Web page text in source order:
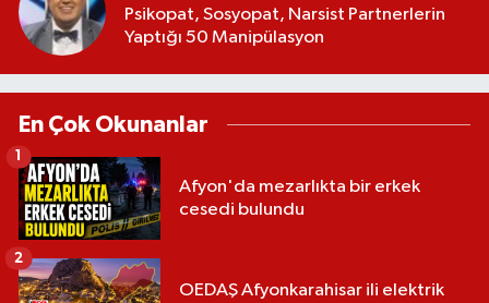
Psikopat, Sosyopat, Narsist Partnerlerin
Yaptığı 50 Manipülasyon
En Çok Okunanlar
Afyon'da mezarlıkta bir erkek
cesedi bulundu
1
OEDAŞ Afyonkarahisar ili elektrik
2